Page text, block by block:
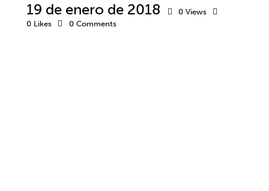
19 de enero de 2018 0 Views
0 Likes 0 Comments